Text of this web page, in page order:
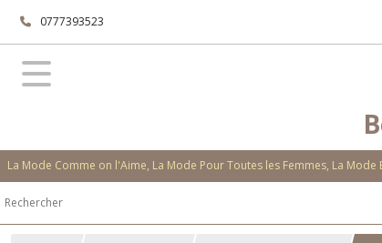
0777393523
La Mode Comme on l'Aime, La Mode Pour Toutes les Femmes, La